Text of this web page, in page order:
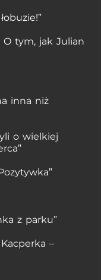
O tym, jak Julian
inna niż
o wielkiej
z parku”
–